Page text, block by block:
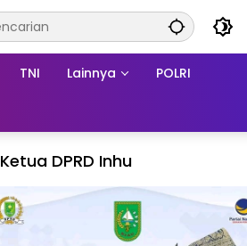
TNI Lainnya POLRI
Ketua DPRD Inhu